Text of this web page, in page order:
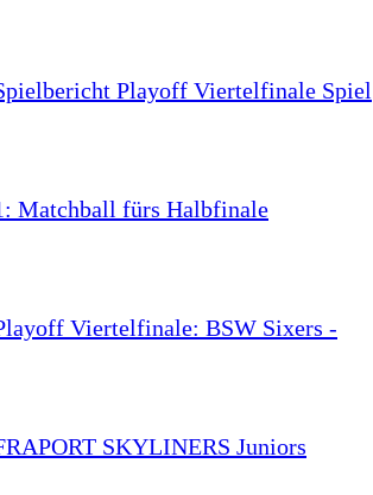
Playoff Viertelfinale Spiel
Matchball fürs Halbfinale
Viertelfinale: BSW Sixers -
SKYLINERS Juniors